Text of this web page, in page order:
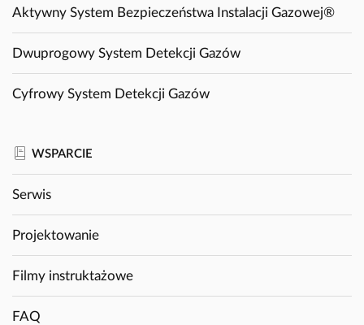
Aktywny System Bezpieczeństwa Instalacji Gazowej®
Dwuprogowy System Detekcji Gazów
Cyfrowy System Detekcji Gazów
WSPARCIE
Serwis
Projektowanie
Filmy instruktażowe
FAQ